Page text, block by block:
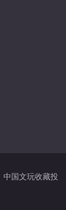
中国文玩收藏投